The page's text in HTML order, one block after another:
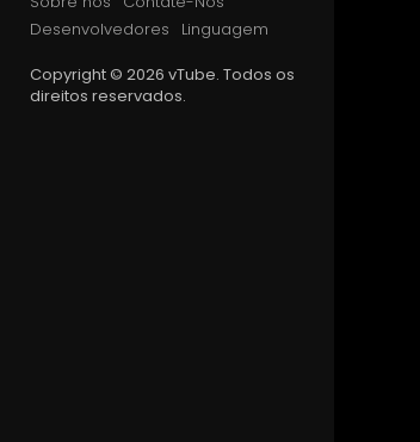
Desenvolvedores
Linguagem
Copyright © 2026 vTube. Todos os
direitos reservados.